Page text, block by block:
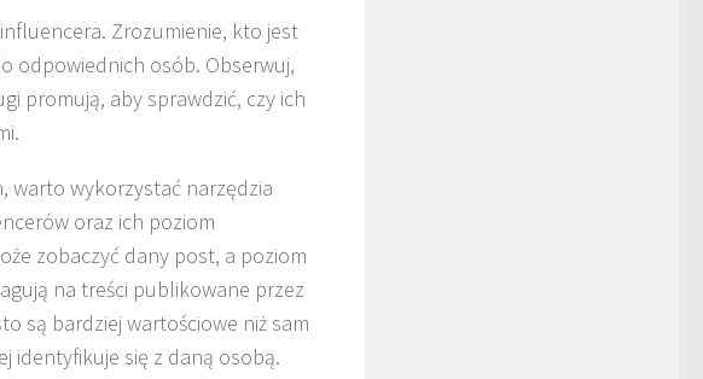
Zrozumienie, kto jest
odpowiednich osób. Obserwuj,
promują, aby sprawdzić, czy ich
warto wykorzystać narzędzia
oraz ich poziom
zobaczyć dany post, a poziom
na treści publikowane przez
są bardziej wartościowe niż sam
identyfikuje się z daną osobą.